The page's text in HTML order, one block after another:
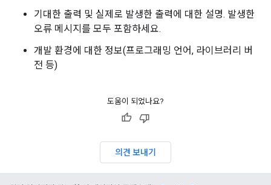
기대한 출력 및 실제로 발생한 출력에 대한 설명. 발생한
오류 메시지를 모두 포함하세요.
개발 환경에 대한 정보(프로그래밍 언어, 라이브러리 버
전 등)
도움이 되었나요?
의견 보내기